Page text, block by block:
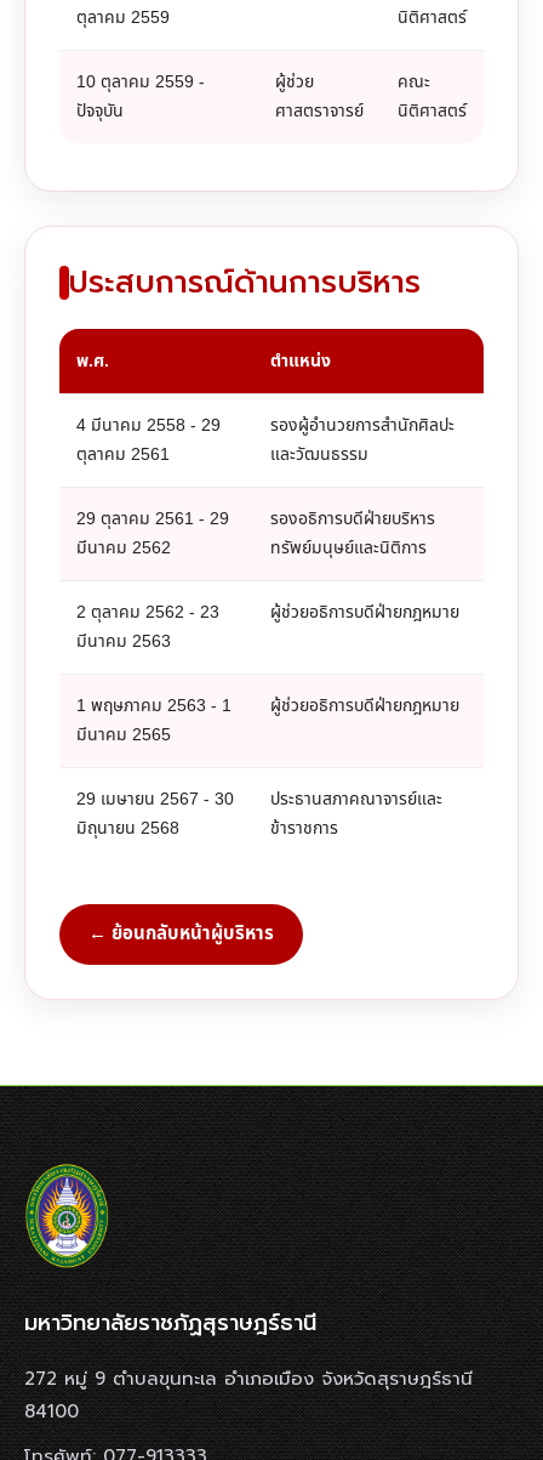
ตุลาคม 2559
นิติศาสตร์
10 ตุลาคม 2559 -
ปัจจุบัน
ผู้ช่วย
ศาสตราจารย์
คณะ
นิติศาสตร์
ประสบการณ์ด้านการบริหาร
พ.ศ. ตำแหน่ง
4 มีนาคม 2558 - 29
ตุลาคม 2561
รองผู้อำนวยการสำนักศิลปะ
และวัฒนธรรม
29 ตุลาคม 2561 - 29
มีนาคม 2562
รองอธิการบดีฝ่ายบริหาร
ทรัพย์มนุษย์และนิติการ
2 ตุลาคม 2562 - 23
มีนาคม 2563
ผู้ช่วยอธิการบดีฝ่ายกฎหมาย
1 พฤษภาคม 2563 - 1
มีนาคม 2565
ผู้ช่วยอธิการบดีฝ่ายกฎหมาย
29 เมษายน 2567 - 30
มิถุนายน 2568
ประธานสภาคณาจารย์และ
ข้าราชการ
← ย้อนกลับหน้าผู้บริหาร
มหาวิทยาลัยราชภัฏสุราษฎร์ธานี
272 หมู่ 9 ตำบลขุนทะเล อำเภอเมือง จังหวัดสุราษฎร์ธานี
84100